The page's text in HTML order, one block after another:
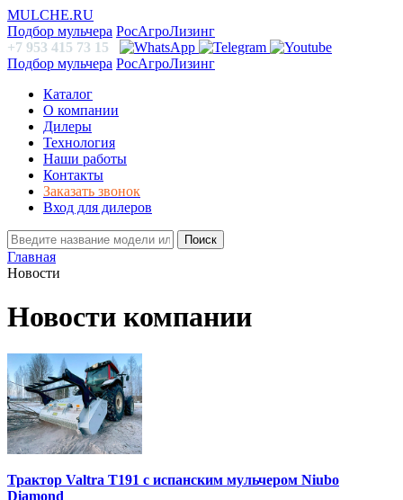
MULCHE.RU
Подбор мульчера РосАгроЛизинг
+7 953 415 73 15
Подбор мульчера РосАгроЛизинг
Каталог
О компании
Дилеры
Технология
Наши работы
Контакты
Заказать звонок
Вход для дилеров
Поиск
Главная
Новости
Новости компании
Трактор Valtra T191 с испанским мульчером Niubo
Diamond